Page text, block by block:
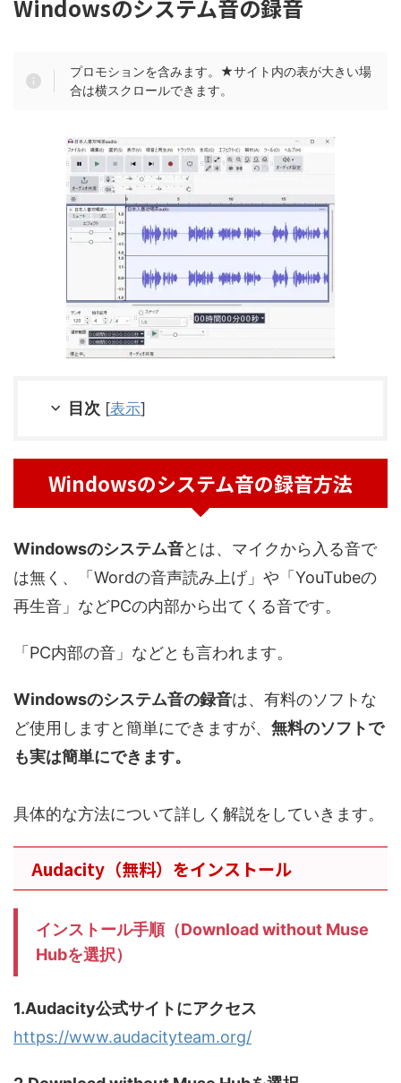
Windowsのシステム音の録音
プロモションを含みます。★サイト内の表が大きい場
合は横スクロールできます。
目次 [表示]
Windowsのシステム音の録音方法
Windowsのシステム音とは、マイクから入る音で
は無く、「Wordの音声読み上げ」や「YouTubeの
再生音」などPCの内部から出てくる音です。
「PC内部の音」などとも言われます。
Windowsのシステム音の録音は、有料のソフトな
ど使用しますと簡単にできますが、 無料のソフトで
も実は簡単にできます。
具体的な方法について詳しく解説をしていきます。
Audacity（無料）をインストール
インストール手順（Downloadwithout Muse
Hubを選択）
1.Audacity公式サイトにアクセス
https://www.audacityteam.org/